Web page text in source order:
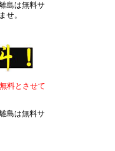
島は無料サ
せ。
料とさせて
島は無料サ